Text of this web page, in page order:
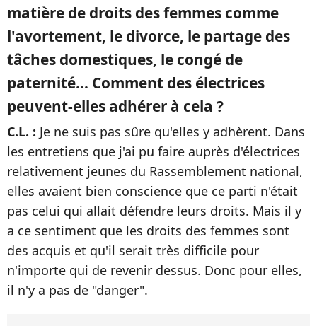
matière de droits des femmes comme
l'avortement, le divorce, le partage des
tâches domestiques, le congé de
paternité... Comment des électrices
peuvent-elles adhérer à cela ?
C.L. : Je ne suis pas sûre qu'elles y adhèrent. Dans
les entretiens que j'ai pu faire auprès d'électrices
relativement jeunes du Rassemblement national,
elles avaient bien conscience que ce parti n'était
pas celui qui allait défendre leurs droits. Mais il y
a ce sentiment que les droits des femmes sont
des acquis et qu'il serait très difficile pour
n'importe qui de revenir dessus. Donc pour elles,
il n'y a pas de "danger".